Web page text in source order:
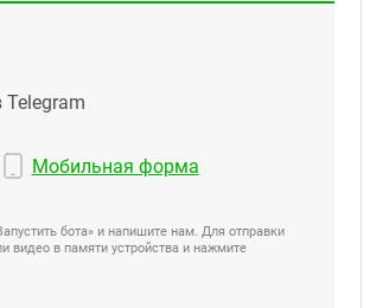
Telegram
Мобильная форма
бота» и напишите нам. Для отправки
видео в памяти устройства и нажмите